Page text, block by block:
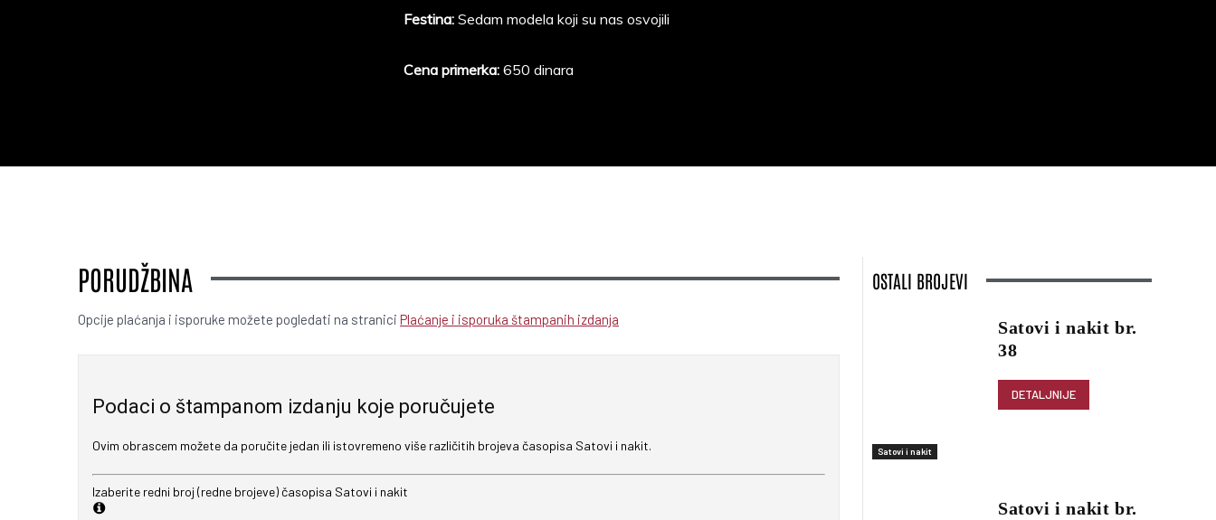
Festina:Sedam modela koji su nas osvojili
Cena primerka:650 dinara
PORUDŽBINA
Opcije plaćanja i isporuke možete pogledati na stranici Plaćanje i isporuka štampanih izdanja
Podaci o štampanom izdanju koje poručujete
Ovim obrascem možete da poručite jedan ili istovremeno više različitih brojeva časopisa Satovi i nakit.
Izaberite redni broj (redne brojeve) časopisa Satovi i nakit
OSTALI BROJEVI
Satovi i nakit
Satovi i nakit br.
38
DETALJNIJE
Satovi i nakit br.